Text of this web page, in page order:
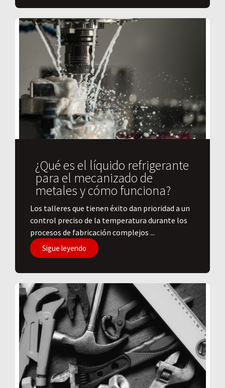
¿Qué es el líquido refrigerante
para el mecanizado de
metales y cómo funciona?
​Los talleres que tienen éxito dan prioridad a un
control preciso de la temperatura durante los
procesos de fabricación complejos ...
Sigue leyendo